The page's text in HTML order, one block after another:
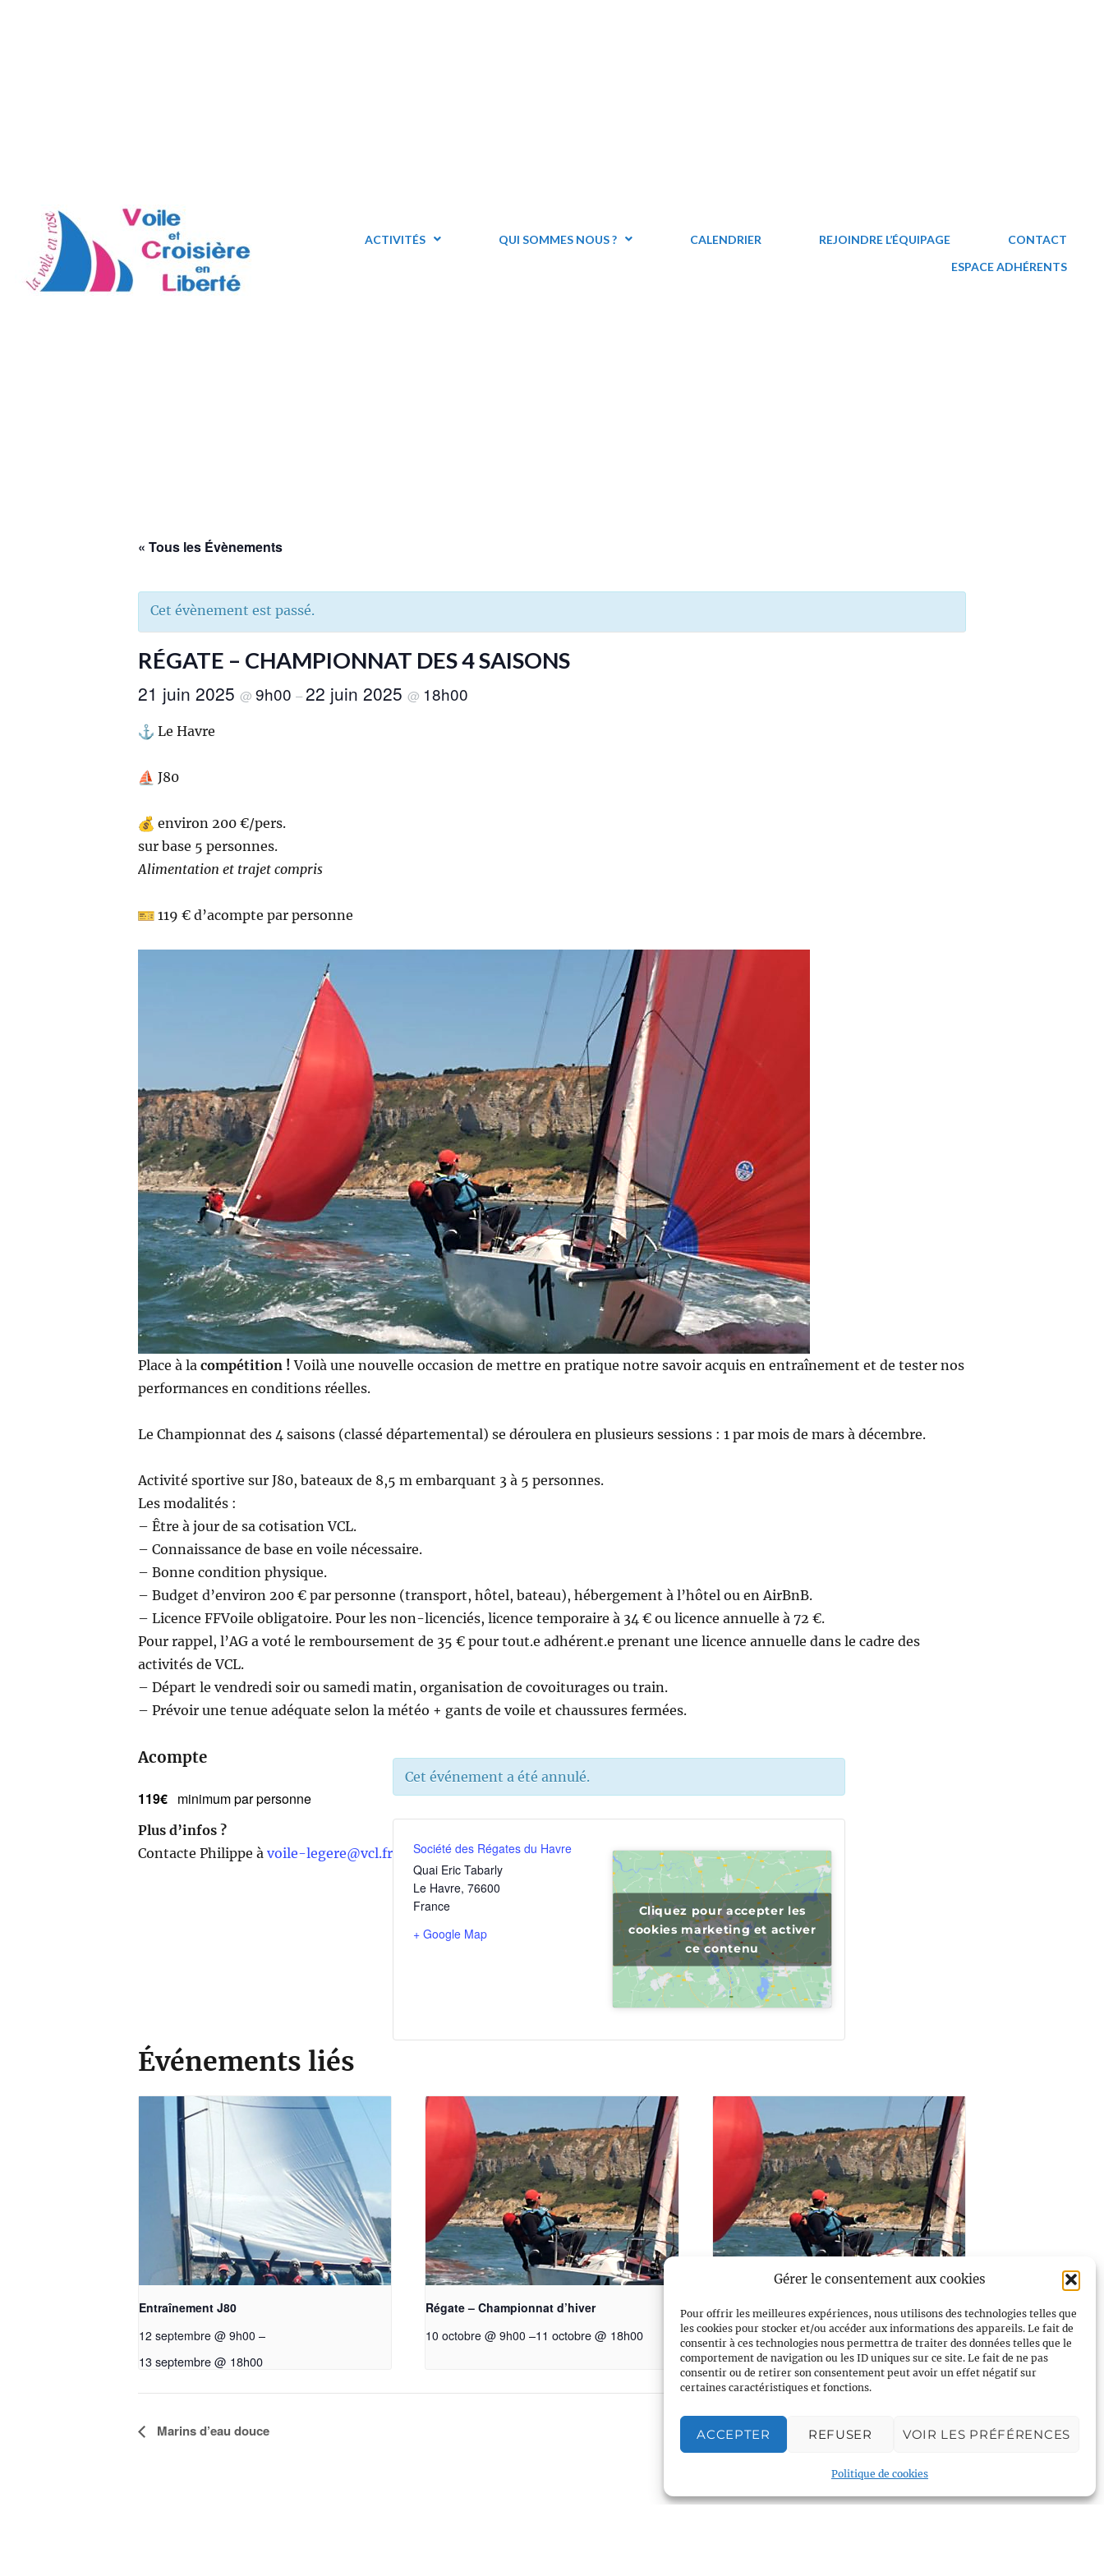
Gérer le consentement aux cookies
Pour offrir les meilleures expériences, nous utilisons des technologies telles que
les cookies pour stocker et/ou accéder aux informations des appareils. Le fait de
consentir à ces technologies nous permettra de traiter des données telles que le
comportement de navigation ou les ID uniques sur ce site. Le fait de ne pas
consentir ou de retirer son consentement peut avoir un effet négatif sur
certaines caractéristiques et fonctions.
ACCEPTER REFUSER VOIR LES PRÉFÉRENCES
Politique de cookies
ACTIVITÉS QUI SOMMES NOUS ? CALENDRIER REJOINDRE L’ÉQUIPAGE
CONTACT
ESPACE ADHÉRENTS
« Tous les Évènements
Cet évènement est passé.
RÉGATE – CHAMPIONNAT DES 4 SAISONS
21 juin 2025 @ 9h00 – 22 juin 2025 @ 18h00
Le Havre
J80
environ 200 €/pers.
sur base 5 personnes.
Alimentation et trajet compris
119 € d’acompte par personne
Place à la compétition ! Voilà une nouvelle occasion de mettre en pratique notre savoir acquis en entraînement et de tester nos
performances en conditions réelles.
Le Championnat des 4 saisons (classé départemental) se déroulera en plusieurs sessions : 1 par mois de mars à décembre.
Activité sportive sur J80, bateaux de 8,5 m embarquant 3 à 5 personnes.
Les modalités :
– Être à jour de sa cotisation VCL.
– Connaissance de base en voile nécessaire.
– Bonne condition physique.
– Budget d’environ 200 € par personne (transport, hôtel, bateau), hébergement à l’hôtel ou en AirBnB.
– Licence FFVoile obligatoire. Pour les non-licenciés, licence temporaire à 34 € ou licence annuelle à 72 €.
Pour rappel, l’AG a voté le remboursement de 35 € pour tout.e adhérent.e prenant une licence annuelle dans le cadre des
activités de VCL.
– Départ le vendredi soir ou samedi matin, organisation de covoiturages ou train.
– Prévoir une tenue adéquate selon la météo + gants de voile et chaussures fermées.
Acompte
119€ minimum par personne
Plus d’infos ?
Contacte Philippe à voile-legere@vcl.fr
Cet événement a été annulé.
Société des Régates du Havre
Quai Eric Tabarly
Le Havre, 76600
France
+ Google Map
Cliquez pour accepter les
cookies marketing et activer
ce contenu
Événements liés
Entraînement J80
12 septembre @ 9h00 –
13 septembre @ 18h00
Régate – Championnat d’hiver
10 octobre @ 9h00 –11 octobre @ 18h00
Régate – Championnat d’hiver
7 novembre @ 9h00 –8 novembre @ 18h00
Navigation
Marins d’eau douce Les îles Ioniennes au début de l’été